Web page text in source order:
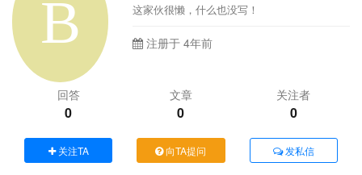
这家伙很懒，什么也没写！
注册于 4年前
回答
0
文章
0
关注者
0
关注TA 向TA提问 发私信